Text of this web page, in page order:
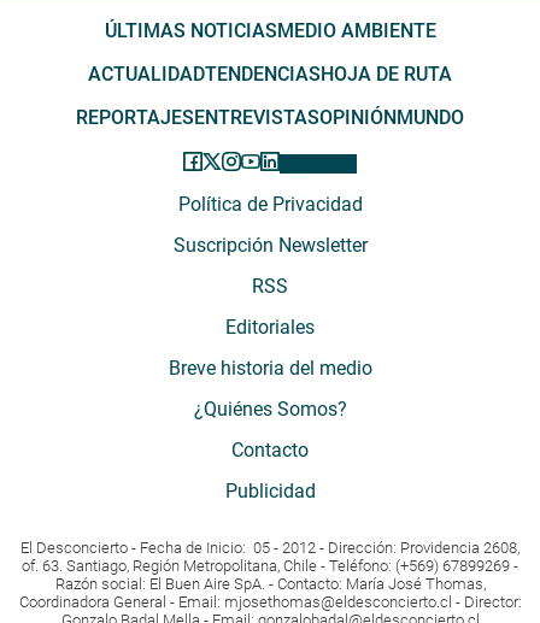
ÚLTIMAS NOTICIAS MEDIO AMBIENTE
ACTUALIDADTENDENCIAS HOJA DE RUTA
REPORTAJES ENTREVISTASOPINIÓN MUNDO
Política de Privacidad
Suscripción Newsletter
RSS
Editoriales
Breve historia del medio
¿Quiénes Somos?
Contacto
Publicidad
El Desconcierto - Fecha de Inicio: 05 - 2012 - Dirección: Providencia 2608,
of. 63. Santiago, Región Metropolitana, Chile - Teléfono: (+569) 67899269 -
Razón social: El Buen Aire SpA. - Contacto: María José Thomas,
Coordinadora General - Email: mjosethomas@eldesconcierto.cl - Director: